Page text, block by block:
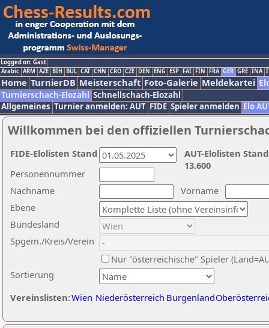
Logged on: Gast
Arabic ARM AZE BIH BUL CAT CHN CRO CZE DEN ENG ESP FAI FIN FRA GER GRE INA
Home TurnierDB Meisterschaft Foto-Galerie Meldekartei
Turnierschach-Elozahl Schnellschach-Elozahl
Allgemeines Turnier anmelden: AUT FIDE Spieler anmelden Elo
Willkommen bei den offiziellen
Nachname
Vorname
Ebene
Sortierung
Personennummer
Bundesland
Spgem./Kreis/Verein
Nur "österreichische" Spieler
Vereinslisten:Wien Niederösterreich Burgenland
AUT-Elolisten
13.600
FIDE-Elolisten Stand